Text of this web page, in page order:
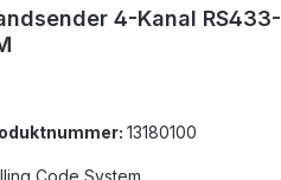
4-Kanal RS433-
13180100